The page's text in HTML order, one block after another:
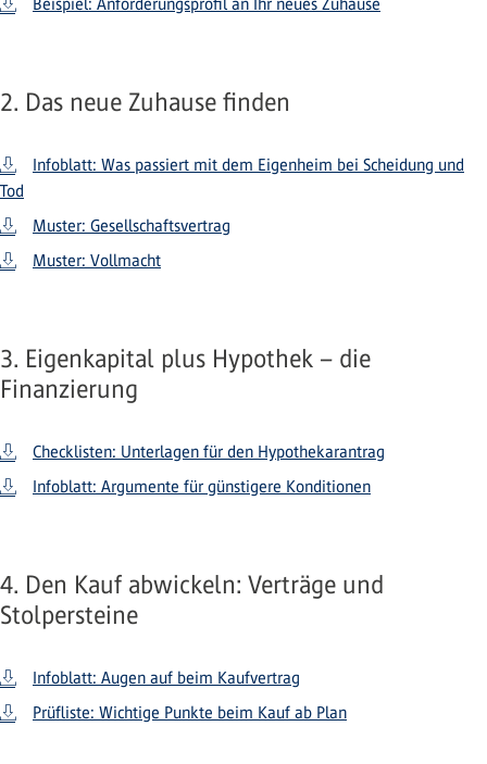
Beispiel: Anforderungsprofil an Ihr neues Zuhause
2. Das neue Zuhause finden
Infoblatt: Was passiert mit dem Eigenheim bei Scheidung und
Tod
Muster: Gesellschaftsvertrag
Muster: Vollmacht
3. Eigenkapital plus Hypothek – die
Finanzierung
Checklisten: Unterlagen für den Hypothekarantrag
Infoblatt: Argumente für günstigere Konditionen
4. Den Kauf abwickeln: Verträge und
Stolpersteine
Infoblatt: Augen auf beim Kaufvertrag
Prüfliste: Wichtige Punkte beim Kauf ab Plan